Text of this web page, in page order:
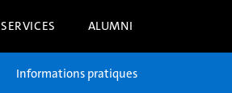
SERVICES ALUMNI
Informations pratiques